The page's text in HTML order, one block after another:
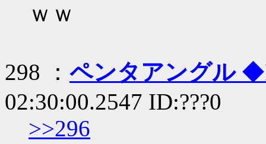
ｗｗ
298 ： ペンタアングル
02:30:00.2547 ID:???0
>>296